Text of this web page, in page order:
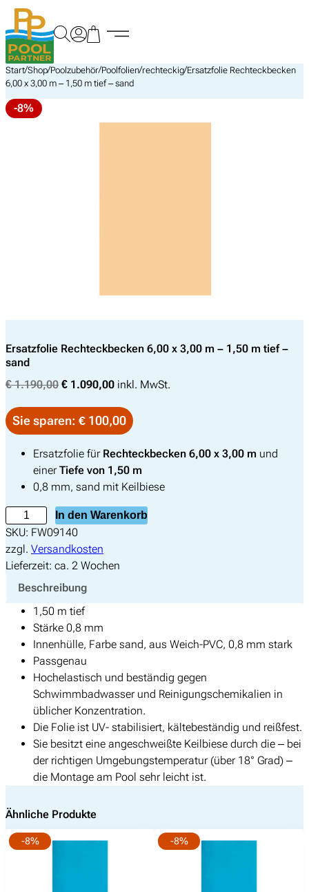
Zum
Inhalt
springen
Start/Shop/Poolzubehör/Poolfolien/rechteckig/Ersatzfolie Rechteckbecken
6,00 x 3,00 m – 1,50 m tief – sand
-8%
Ersatzfolie Rechteckbecken 6,00 x 3,00 m – 1,50 m tief –
sand
€1.190,00 U
s
p
r
ü
n
l
i
c
h
e
P
r
e
i
s
w
a
r
:
€
.
1
€ 1.090,00A
t
u
e
l
r
e
t
€
1
.
0
9
0
0
inkl. MwSt.
Sie sparen: € 100,00
Ersatzfolie für Rechteckbecken 6,00 x 3,00 m und
einerTiefe von 1,50 m
0,8 mm, sand mit Keilbiese
r
s
a
k
b
e
In den Warenkorb
SKU: FW09140
zzgl. Versandkosten
Lieferzeit: ca. 2 Wochen
Beschreibung
1,50 m tief
Stärke 0,8 mm
Innenhülle, Farbe sand, aus Weich-PVC, 0,8 mm stark
Passgenau
Hochelastisch und beständig gegen
Schwimmbadwasser und Reinigungschemikalien in
üblicher Konzentration.
Die Folie ist UV- stabilisiert, kältebeständig und reißfest.
Sie besitzt eine angeschweißte Keilbiese durch die – bei
der richtigen Umgebungstemperatur (über 18° Grad) –
die Montage am Pool sehr leicht ist.
Ähnliche Produkte
-8% -8%